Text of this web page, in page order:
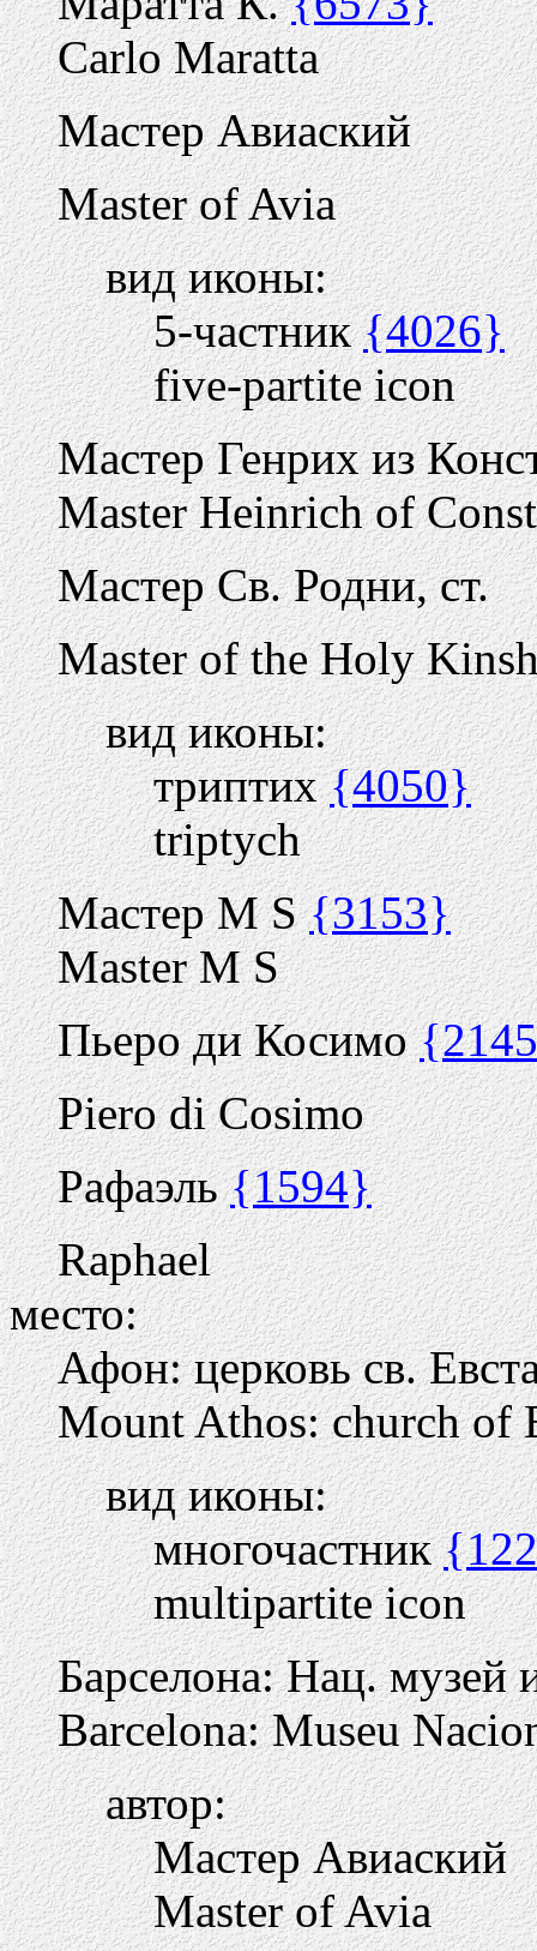
Carlo Maratta
Мастер Авиаский
Master of Avia
вид иконы:
5-частник{4026}
five-partite icon
Мастер Генрих из
Master Heinrich of
Мастер Св. Родни, ст.
Master of the Holy
вид иконы:
триптих{4050}
triptych
Мастер M S{3153}
Master M S
Пьеро ди Косимо
Piero di Cosimo
Рафаэль{1594}
Raphael
место:
Афон: церковь св.
Mount Athos: church of
вид иконы:
многочастник
multipartite icon
Барселона: Нац. музей
Barcelona: Museu
автор:
Мастер Авиаский
Master of Avia